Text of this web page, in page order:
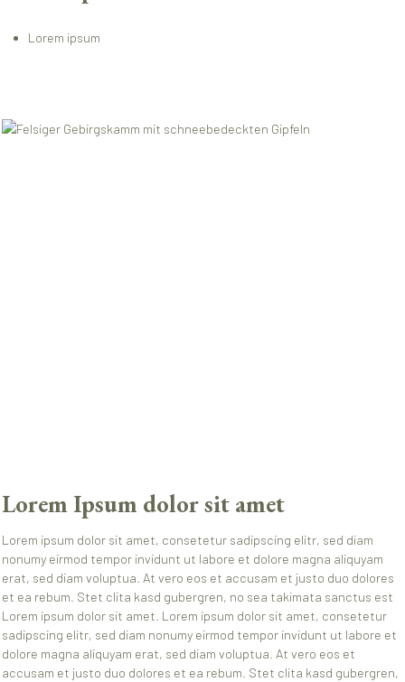
Lorem ipsum
Lorem Ipsum dolor sit amet
Lorem ipsum dolor sit amet, consetetur sadipscing elitr, sed diam
nonumy eirmod tempor invidunt ut labore et dolore magna aliquyam
erat, sed diam voluptua. At vero eos et accusam et justo duo dolores
et ea rebum. Stet clita kasd gubergren, no sea takimata sanctus est
Lorem ipsum dolor sit amet. Lorem ipsum dolor sit amet, consetetur
sadipscing elitr, sed diam nonumy eirmod tempor invidunt ut labore et
dolore magna aliquyam erat, sed diam voluptua. At vero eos et
accusam et justo duo dolores et ea rebum. Stet clita kasd gubergren,